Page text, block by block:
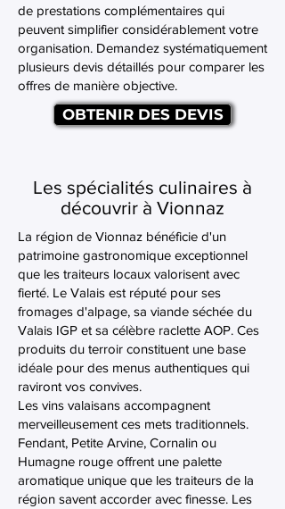
de prestations complémentaires qui
peuvent simplifier considérablement votre
organisation. Demandez systématiquement
plusieurs devis détaillés pour comparer les
offres de manière objective.
OBTENIR DES DEVIS
Les spécialités culinaires à
découvrir à Vionnaz
La région de Vionnaz bénéficie d'un
patrimoine gastronomique exceptionnel
que les traiteurs locaux valorisent avec
fierté. Le Valais est réputé pour ses
fromages d'alpage, sa viande séchée du
Valais IGP et sa célèbre raclette AOP. Ces
produits du terroir constituent une base
idéale pour des menus authentiques qui
raviront vos convives.
Les vins valaisans accompagnent
merveilleusement ces mets traditionnels.
Fendant, Petite Arvine, Cornalin ou
Humagne rouge offrent une palette
aromatique unique que les traiteurs de la
région savent accorder avec finesse. Les